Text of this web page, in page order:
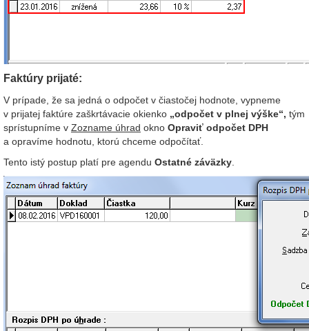
Faktúry prijaté:
V prípade, že sa jedná o odpočet v čiastočej hodnote, vypneme
v prijatej faktúre zaškrtávacie okienko „odpočet v plnej výške“, tým
sprístupníme v Zozname úhrad okno Opraviť odpočet DPH
a opravíme hodnotu, ktorú chceme odpočítať.
Tento istý postup platí pre agendu Ostatné záväzky